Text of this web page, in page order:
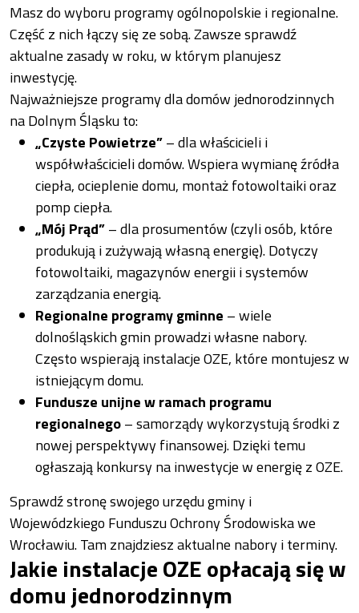
Masz do wyboru programy ogólnopolskie i regionalne.
Część z nich łączy się ze sobą. Zawsze sprawdź
aktualne zasady w roku, w którym planujesz
inwestycję.
Najważniejsze programy dla domów jednorodzinnych
na Dolnym Śląsku to:
„Czyste Powietrze”– dla właścicieli i
współwłaścicieli domów. Wspiera wymianę źródła
ciepła, ocieplenie domu, montaż fotowoltaiki oraz
pomp ciepła.
„Mój Prąd”– dla prosumentów (czyli osób, które
produkują i zużywają własną energię). Dotyczy
fotowoltaiki, magazynów energii i systemów
zarządzania energią.
Regionalne programy gminne – wiele
dolnośląskich gmin prowadzi własne nabory.
Często wspierają instalacje OZE, które montujesz w
istniejącym domu.
Fundusze unijne w ramach programu
regionalnego– samorządy wykorzystują środki z
nowej perspektywy finansowej. Dzięki temu
ogłaszają konkursy na inwestycje w energię z OZE.
Sprawdź stronę swojego urzędu gminy i
Wojewódzkiego Funduszu Ochrony Środowiska we
Wrocławiu. Tam znajdziesz aktualne nabory i terminy.
Jakie instalacje OZE opłacają się w
domu jednorodzinnym